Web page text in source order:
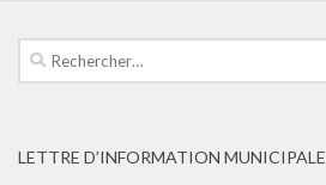
Rechercher :
LETTRE D’INFORMATION MUNICIPALE